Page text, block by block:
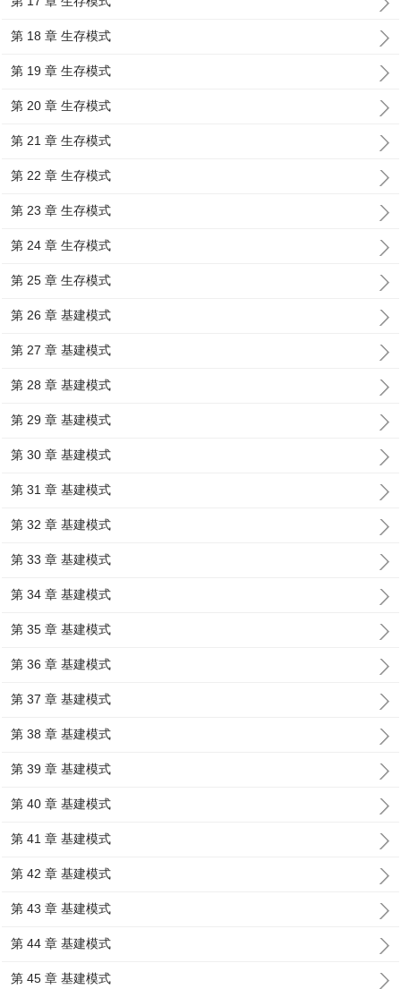
第 18 章 生存模式
第 19 章 生存模式
第 20 章 生存模式
第 21 章 生存模式
第 22 章 生存模式
第 23 章 生存模式
第 24 章 生存模式
第 25 章 生存模式
第 26 章 基建模式
第 27 章 基建模式
第 28 章 基建模式
第 29 章 基建模式
第 30 章 基建模式
第 31 章 基建模式
第 32 章 基建模式
第 33 章 基建模式
第 34 章 基建模式
第 35 章 基建模式
第 36 章 基建模式
第 37 章 基建模式
第 38 章 基建模式
第 39 章 基建模式
第 40 章 基建模式
第 41 章 基建模式
第 42 章 基建模式
第 43 章 基建模式
第 44 章 基建模式
第 45 章 基建模式